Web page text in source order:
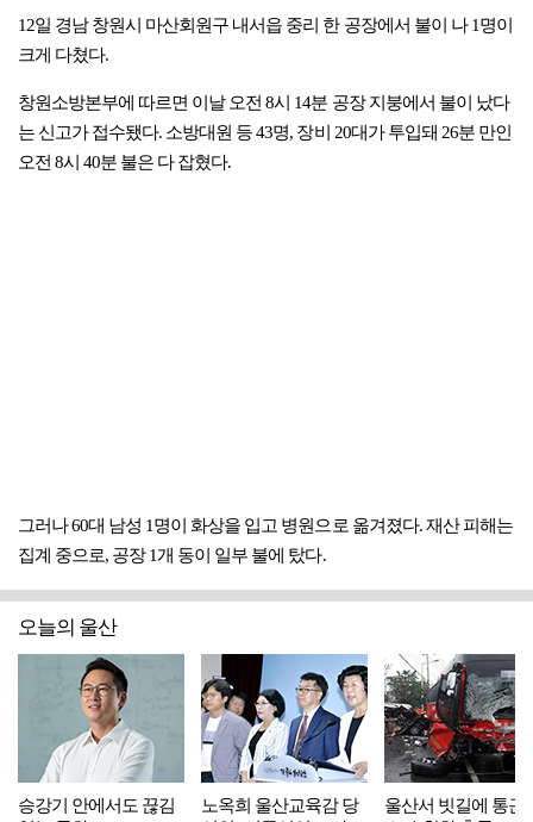
12일 경남 창원시 마산회원구 내서읍 중리 한 공장에서 불이 나 1명이
크게 다쳤다.
창원소방본부에 따르면 이날 오전 8시 14분 공장 지붕에서 불이 났다
는 신고가 접수됐다. 소방대원 등 43명, 장비 20대가 투입돼 26분 만인
오전 8시 40분 불은 다 잡혔다.
그러나 60대 남성 1명이 화상을 입고 병원으로 옮겨졌다. 재산 피해는
집계 중으로, 공장 1개 동이 일부 불에 탔다.
오늘의 울산
승강기 안에서도 끊김
노옥희 울산교육감 당
울산서 빗길에 통근